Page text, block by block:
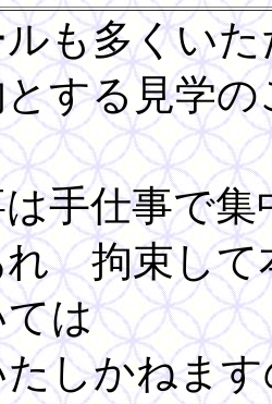
も多くい
する見学
手仕事で
れ 拘束して
ては
しかねま